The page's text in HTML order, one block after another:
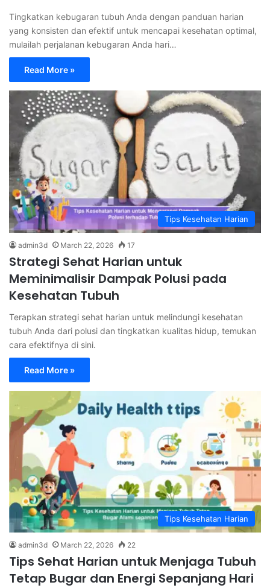
Tingkatkan kebugaran tubuh Anda dengan panduan harian
yang konsisten dan efektif untuk mencapai kesehatan optimal,
mulailah perjalanan kebugaran Anda hari…
Read More »
Tips Kesehatan Harian
admin3d March 22, 2026 17
Strategi Sehat Harian untuk
Meminimalisir Dampak Polusi pada
Kesehatan Tubuh
Terapkan strategi sehat harian untuk melindungi kesehatan
tubuh Anda dari polusi dan tingkatkan kualitas hidup, temukan
cara efektifnya di sini.
Read More »
Tips Kesehatan Harian
admin3d March 22, 2026 22
Tips Sehat Harian untuk Menjaga Tubuh
Tetap Bugar dan Energi Sepanjang Hari